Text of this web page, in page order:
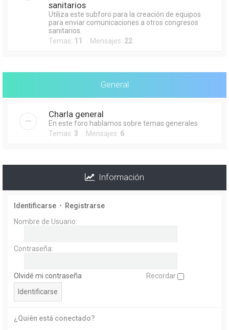
sanitarios
Utiliza este subforo para la creación de equipos
para enviar comunicaciones a otros congresos
sanitarios.
Temas: 11 Mensajes: 22
General
Charla general
En este foro hablamos sobre temas generales.
Temas: 3 Mensajes: 6
Información
Identificarse • Registrarse
Nombre de Usuario:
Contraseña:
Olvidé mi contraseña Recordar
¿Quién está conectado?